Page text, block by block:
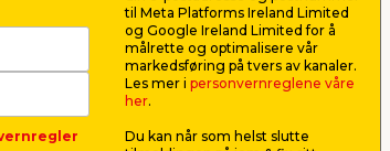
vegghengt
til Meta Platforms Ireland Limited
og Google Ireland Limited for å
målrette og optimalisere vår
markedsføring på tvers av kanaler.
Les mer i personvernreglene våre
her.
Du kan når som helst slutte